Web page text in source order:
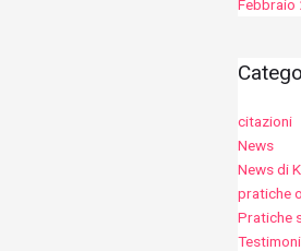
Febbraio
citazioni
News
News di
pratiche
Pratiche